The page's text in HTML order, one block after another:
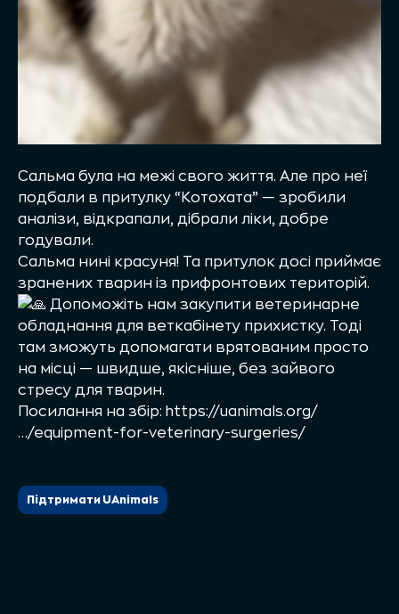
Сальма була на межі свого життя. Але про неї
подбали в притулку “Котохата” — зробили
аналізи, відкрапали, дібрали ліки, добре
годували.
Сальма нині красуня! Та притулок досі приймає
зранених тварин із прифронтових територій.
Допоможіть нам закупити ветеринарне
обладнання для веткабінету прихистку. Тоді
там зможуть допомагати врятованим просто
на місці — швидше, якісніше, без зайвого
стресу для тварин.
Посилання на збір: https://uanimals.org/
…/equipment-for-veterinary-surgeries/
Підтримати UAnimals